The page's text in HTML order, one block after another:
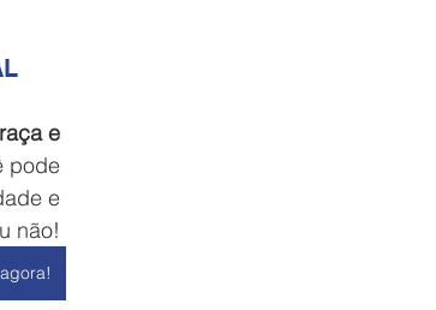
e
pode
e
não!